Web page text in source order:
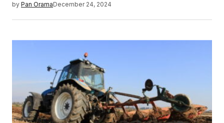
by Pan OramaDecember 24, 2024